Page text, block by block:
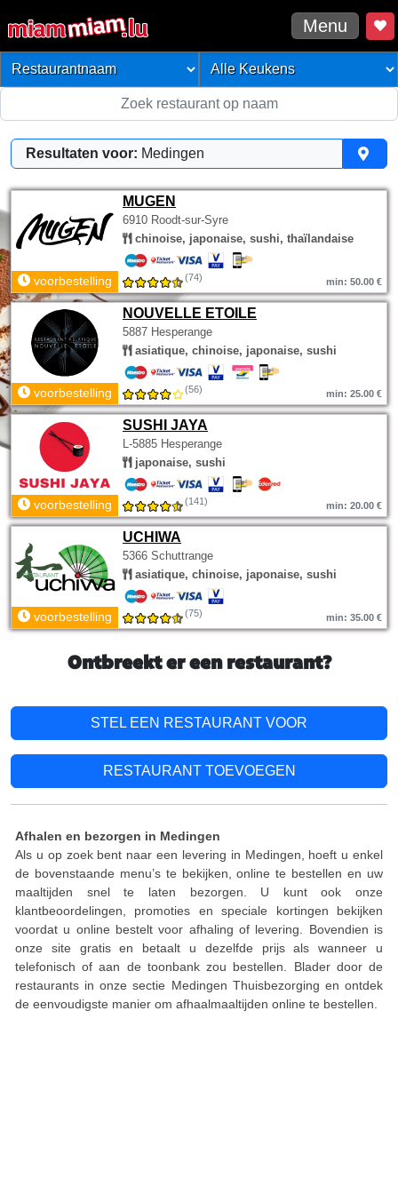
Menu
Resultaten voor: Medingen
MUGEN
6910 Roodt-sur-Syre
chinoise, japonaise, sushi, thaïlandaise
voorbestelling (74) min: 50.00 €
NOUVELLE ETOILE
5887 Hesperange
asiatique, chinoise, japonaise, sushi
voorbestelling (56) min: 25.00 €
SUSHI JAYA
L-5885 Hesperange
japonaise, sushi
voorbestelling (141) min: 20.00 €
UCHIWA
5366 Schuttrange
asiatique, chinoise, japonaise, sushi
voorbestelling (75) min: 35.00 €
Ontbreekt er een restaurant?
STEL EEN RESTAURANT VOOR
RESTAURANT TOEVOEGEN
Afhalen en bezorgen in Medingen
Als u op zoek bent naar een levering in Medingen, hoeft u enkel
de bovenstaande menu’s te bekijken, online te bestellen en uw
maaltijden snel te laten bezorgen. U kunt ook onze
klantbeoordelingen, promoties en speciale kortingen bekijken
voordat u online bestelt voor afhaling of levering. Bovendien is
onze site gratis en betaalt u dezelfde prijs als wanneer u
telefonisch of aan de toonbank zou bestellen. Blader door de
restaurants in onze sectie Medingen Thuisbezorging en ontdek
de eenvoudigste manier om afhaalmaaltijden online te bestellen.